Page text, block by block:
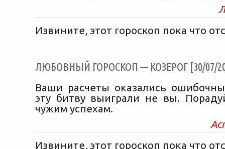
Извините, этот гороскоп пока что
ЛЮБОВНЫЙ ГОРОСКОП — КОЗЕРОГ [30/07/
Ваши расчеты оказались
эту битву выиграли не вы.
чужим успехам.
Извините, этот гороскоп пока что